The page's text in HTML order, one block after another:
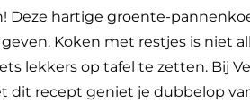
Deze hartige groente-
Koken met restjes is niet
lekkers op tafel te zetten. Bij
dit recept geniet je dubbelop